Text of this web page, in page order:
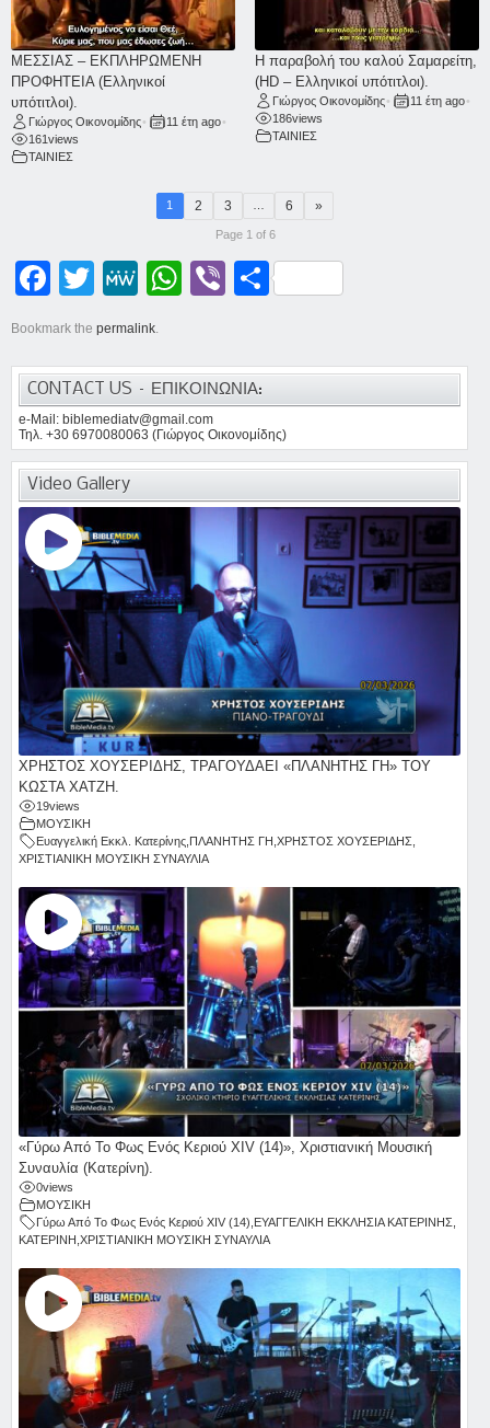
ΜΕΣΣΙΑΣ – ΕΚΠΛΗΡΩΜΕΝΗ
ΠΡΟΦΗΤΕΙΑ (Ελληνικοί
υπότιτλοι).
Γιώργος Οικονομίδης• 11 έτη ago•
161views
ΤΑΙΝΙΕΣ
Η παραβολή του καλού Σαμαρείτη,
(HD – Ελληνικοί υπότιτλοι).
Γιώργος Οικονομίδης• 11 έτη ago•
186views
ΤΑΙΝΙΕΣ
1 2 3 6 »
Page 1 of 6
Facebook Twitter MeWe WhatsAppViber Μοιραστείτε
Bookmark the permalink.
CONTACT US – ΕΠΙΚΟΙΝΩΝΙΑ:
e-Mail: biblemediatv@gmail.com
Τηλ. +30 6970080063 (Γιώργος Οικονομίδης)
Video Gallery
ΧΡΗΣΤΟΣ ΧΟΥΣΕΡΙΔΗΣ, ΤΡΑΓΟΥΔΑΕΙ «ΠΛΑΝΗΤΗΣ ΓΗ» ΤΟΥ
ΚΩΣΤΑ ΧΑΤΖΗ.
19views
ΜΟΥΣΙΚΗ
Ευαγγελική Εκκλ. Κατερίνης, ΠΛΑΝΗΤΗΣ ΓΗ ,ΧΡΗΣΤΟΣ ΧΟΥΣΕΡΙΔΗΣ,
ΧΡΙΣΤΙΑΝΙΚΗ ΜΟΥΣΙΚΗ ΣΥΝΑΥΛΙΑ
«Γύρω Από Το Φως Ενός Κεριού ΧΙV (14)», Χριστιανική Μουσική
Συναυλία (Κατερίνη).
0views
ΜΟΥΣΙΚΗ
Γύρω Από Το Φως Ενός Κεριού ΧΙV (14) ΕΥΑΓΓΕΛΙΚΗ ΕΚΚΛΗΣΙΑ ΚΑΤΕΡΙΝΗΣ
ΚΑΤΕΡΙΝΗ ΧΡΙΣΤΙΑΝΙΚΗ ΜΟΥΣΙΚΗ ΣΥΝΑΥΛΙΑ